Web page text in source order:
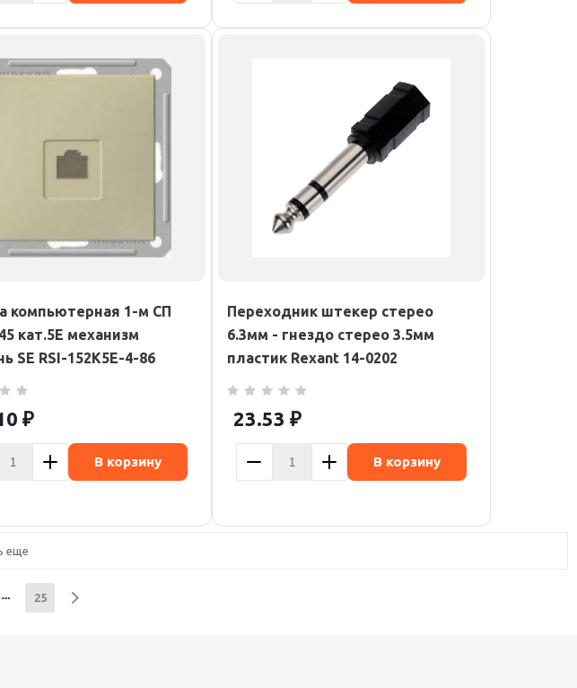
компьютерная 1-м СП
кат.5E механизм
SE RSI-152K5E-4-86
₽
В корзину
Переходник штекер стерео
6.3мм - гнездо стерео 3.5мм
пластик Rexant 14-0202
23.53 ₽
В корзину
еще
25